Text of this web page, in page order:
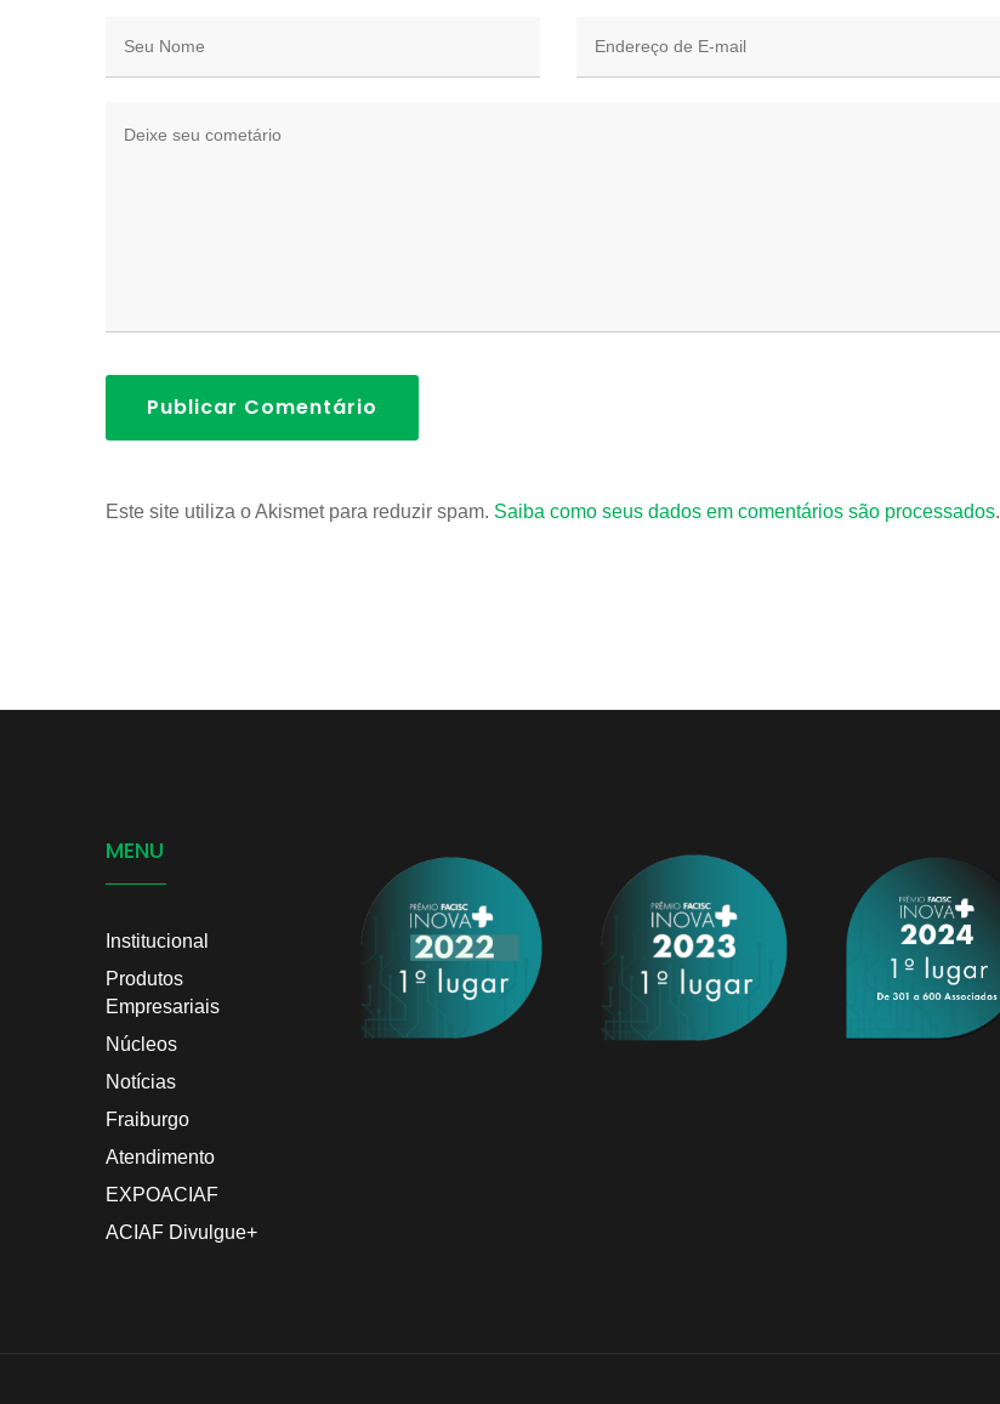
Publicar Comentário
Este site utiliza o Akismet para reduzir spam. Saiba como seus dados em comentários são processados.
MENU
Institucional
Produtos
Empresariais
Núcleos
Notícias
Fraiburgo
Atendimento
EXPOACIAF
ACIAF Divulgue+